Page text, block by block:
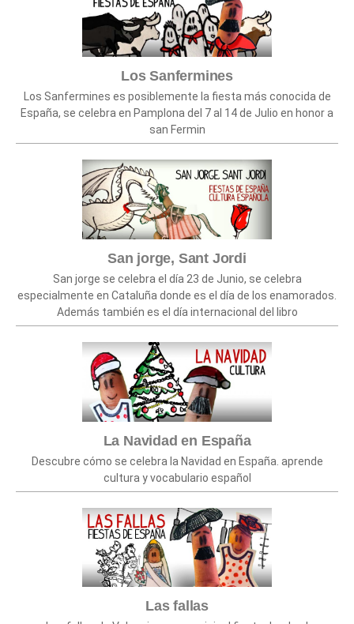
Los Sanfermines
Los Sanfermines es posiblemente la fiesta más conocida de
España, se celebra en Pamplona del 7 al 14 de Julio en honor a
san Fermin
San jorge, Sant Jordi
San jorge se celebra el día 23 de Junio, se celebra
especialmente en Cataluña donde es el día de los enamorados.
Además también es el día internacional del libro
La Navidad en España
Descubre cómo se celebra la Navidad en España. aprende
cultura y vocabulario español
Las fallas